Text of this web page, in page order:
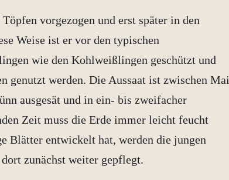
vorgezogen und erst später in den
Weise ist er vor den typischen
wie den Kohlweißlingen geschützt und
genutzt werden. Die Aussaat ist zwischen Mai
ausgesät und in ein- bis zweifacher
Zeit muss die Erde immer leicht feucht
Blätter entwickelt hat, werden die jungen
zunächst weiter gepflegt.